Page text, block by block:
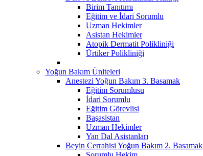
Birim Tanıtımı
Eğitim ve İdari Sorumlu
Uzman Hekimler
Asistan Hekimler
Atopik Dermatit Polikliniği
Ürtiker Polikliniği
Yoğun Bakım Üniteleri
Anestezi Yoğun Bakım 3. Basamak
Eğitim Sorumlusu
İdari Sorumlu
Eğitim Görevlisi
Başasistan
Uzman Hekimler
Yan Dal Asistanları
Beyin Cerrahisi Yoğun Bakım 2. Basamak